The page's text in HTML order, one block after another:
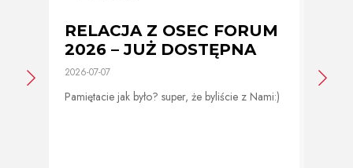
RELACJA Z OSEC FORUM
2026 – JUŻ DOSTĘPNA
2026-07-07
Pamiętacie jak było? super, że byliście z Nami:)
2026-